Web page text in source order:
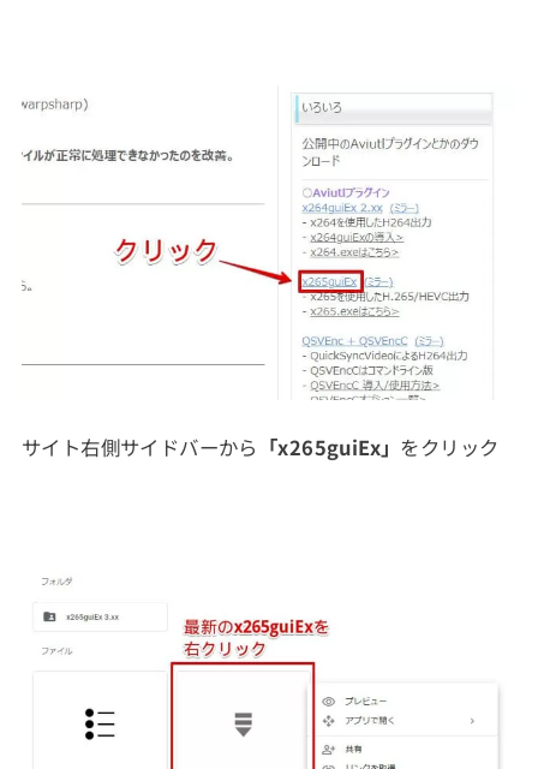
サイト右側サイドバーから 「x265guiEx」 をクリック